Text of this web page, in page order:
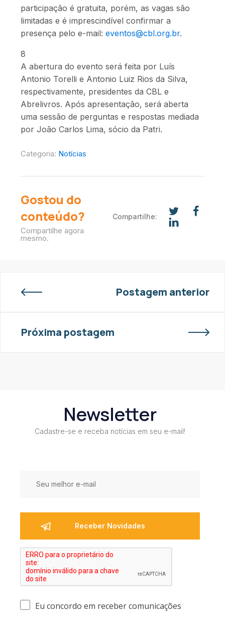
participação é gratuita, porém, as vagas são
limitadas e é imprescindível confirmar a
presença pelo e-mail: eventos@cbl.org.br.
8
A abertura do evento será feita por Luís
Antonio Torelli e Antonio Luiz Rios da Silva,
respectivamente, presidentes da CBL e
Abrelivros. Após apresentação, será aberta
uma sessão de perguntas e respostas mediada
por João Carlos Lima, sócio da Patri.
Categoria: Notícias
Gostou do
conteúdo?
Compartilhe agora
mesmo.
Compartilhe:
Postagem anterior
Próxima postagem
Newsletter
Cadastre-se e receba notícias em seu e-mail!
Eu concordo em receber comunicações